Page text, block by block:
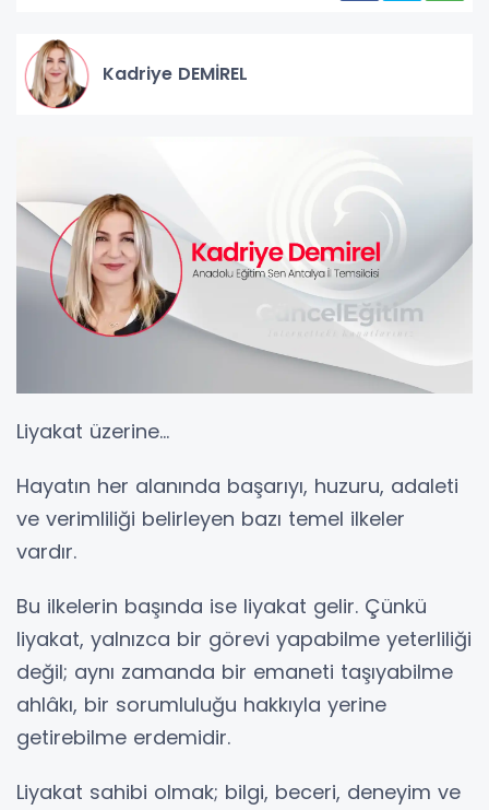
Kadriye DEMİREL
Liyakat üzerine...
Hayatın her alanında başarıyı, huzuru, adaleti
ve verimliliği belirleyen bazı temel ilkeler
vardır.
Bu ilkelerin başında ise liyakat gelir. Çünkü
liyakat, yalnızca bir görevi yapabilme yeterliliği
değil; aynı zamanda bir emaneti taşıyabilme
ahlâkı, bir sorumluluğu hakkıyla yerine
getirebilme erdemidir.
Liyakat sahibi olmak; bilgi, beceri, deneyim ve